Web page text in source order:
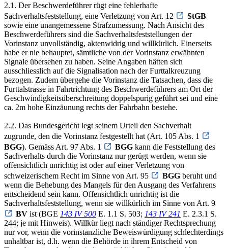
2.1. Der Beschwerdeführer rügt eine fehlerhafte
Sachverhaltsfeststellung, eine Verletzung von Art. 12
StGB
sowie eine unangemessene Strafzumessung. Nach Ansicht des
Beschwerdeführers sind die Sachverhaltsfeststellungen der
Vorinstanz unvollständig, aktenwidrig und willkürlich. Einerseits
habe er nie behauptet, sämtliche von der Vorinstanz erwähnten
Signale übersehen zu haben. Seine Angaben hätten sich
ausschliesslich auf die Signalisation nach der Furttalkreuzung
bezogen. Zudem übergehe die Vorinstanz die Tatsachen, dass die
Furttalstrasse in Fahrtrichtung des Beschwerdeführers am Ort der
Geschwindigkeitsüberschreitung doppelspurig geführt sei und eine
ca. 2m hohe Einzäunung rechts der Fahrbahn bestehe.
2.2. Das Bundesgericht legt seinem Urteil den Sachverhalt
zugrunde, den die Vorinstanz festgestellt hat (Art. 105 Abs. 1
BGG). Gemäss Art. 97 Abs. 1 BGG kann die Feststellung des
Sachverhalts durch die Vorinstanz nur gerügt werden, wenn sie
offensichtlich unrichtig ist oder auf einer Verletzung von
schweizerischem Recht im Sinne von Art. 95
BGG beruht und
wenn die Behebung des Mangels für den Ausgang des Verfahrens
entscheidend sein kann. Offensichtlich unrichtig ist die
Sachverhaltsfeststellung, wenn sie willkürlich im Sinne von Art. 9
BV ist (BGE 143 IV 500 E. 1.1 S. 503; 143 IV 241 E. 2.3.1 S.
244; je mit Hinweis). Willkür liegt nach ständiger Rechtsprechung
nur vor, wenn die vorinstanzliche Beweiswürdigung schlechterdings
unhaltbar ist, d.h. wenn die Behörde in ihrem Entscheid von